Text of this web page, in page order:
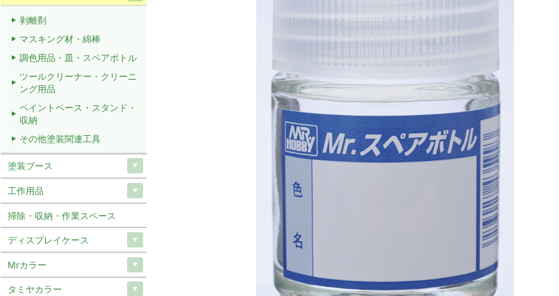
剥離剤
マスキング材・綿棒
調色用品・皿・スペアボトル
ツールクリーナー・クリーニ
ング用品
ペイントベース・スタンド・
収納
その他塗装関連工具
塗装ブース
工作用品
掃除・収納・作業スペース
ディスプレイケース
Mrカラー
タミヤカラー